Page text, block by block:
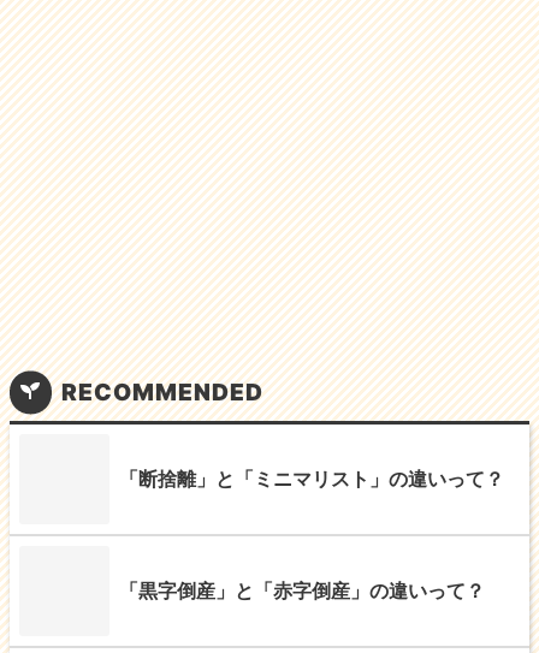
b
o
o
k
RECOMMENDED
「断捨離」と「ミニマリスト」の違いって？
「黒字倒産」と「赤字倒産」の違いって？